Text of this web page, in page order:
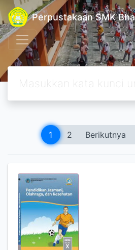
Perpustakaan SMK
1 2 Berikutnya